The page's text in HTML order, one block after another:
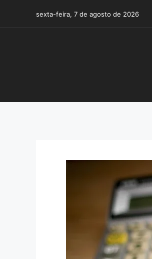
o
sexta-feira, 7 de agosto de 2026